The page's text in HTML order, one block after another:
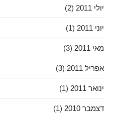
יולי 2011 (2)
יוני 2011 (1)
מאי 2011 (3)
אפריל 2011 (3)
ינואר 2011 (1)
דצמבר 2010 (1)